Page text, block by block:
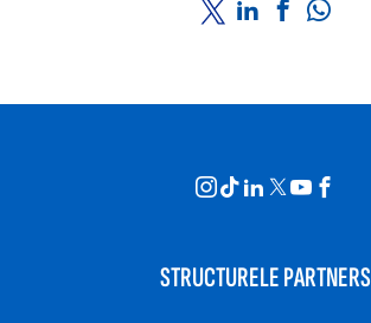
STRUCTURELE PARTNERS